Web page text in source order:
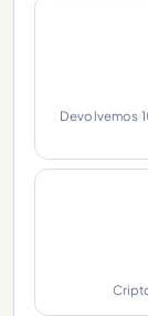
Devolvemos